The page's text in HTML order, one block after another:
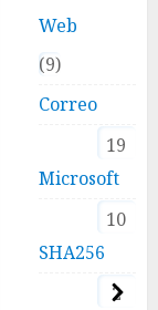
Web
9
Correo
19
Microsoft
10
SHA256
2